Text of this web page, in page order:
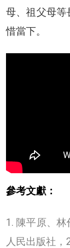
母、祖父母等
惜當下。
參考文獻：
1. 陳平原、
人民出版社，